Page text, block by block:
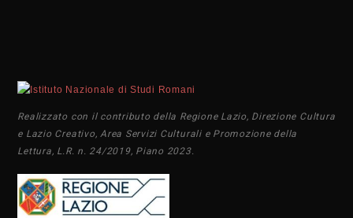
Realizzato con il contributo della Regione Lazio, Direzione Cultura
e Lazio Creativo, Area Servizi Culturali e Promozione della
Lettura, L.R. n. 24/2019, Piano 2023.